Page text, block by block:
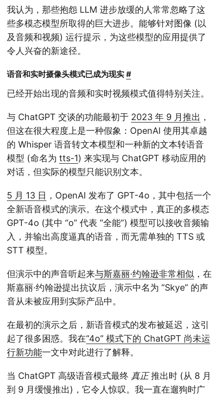
我认为，那些抱怨 LLM 进步放缓的人常常忽略了这
些多模态模型所取得的巨大进步。能够针对图像 (以
及音频和视频) 运行提示，为这些模型的应用提供了
令人兴奋的新途径。
语音和实时摄像头模式已成为现实 #
已经开始出现的音频和实时视频模式值得特别关注。
与 ChatGPT 交谈的功能最初于 2023 年 9 月推出 ，
但这在很大程度上是一种假象：OpenAI 使用其卓越
的 Whisper 语音转文本模型和一种新的文本转语音
模型 (命名为 tts-1) 来实现与 ChatGPT 移动应用的
对话，但实际的模型只能识别文本。
5 月 13 日 ，OpenAI 发布了 GPT-4o，其中包括一个
全新语音模式的演示。在这个模式中，真正的多模态
GPT-4o (其中 “o” 代表 “全能”) 模型可以接收音频输
入，并输出高度逼真的语音，而无需单独的 TTS 或
STT 模型。
但演示中的声音听起来与斯嘉丽·约翰逊非常相似 ，在
斯嘉丽·约翰逊提出抗议后，演示中名为 “Skye” 的声
音从未被应用到实际产品中。
在最初的演示之后，新语音模式的发布被延迟，这引
起了很多困惑。我在“4o” 模式下的 ChatGPT 尚未运
行新功能一文中对此进行了解释。
当 ChatGPT 高级语音模式最终 真正推出时 (从 8 月
到 9 月缓慢推出)，它令人惊叹。我一直在遛狗时广